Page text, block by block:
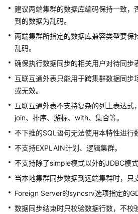
实
践
数
据
迁
移
与
同
步
迁
数
据
到
数
建议两端集群的数据库编码保持一致，
到的数据为乱码。
两端集群所指定的数据库兼容类型要保
乱码。
确保执行数据同步的相关用户对待同步
互联互通外表只能用于跨集群数据同步
或无效。
互联互通外表不支持复杂的列上表达式
join、排序、游标、with、集合等。
不下推的SQL语句无法使用本特性进行
不支持EXPLAIN计划、逻辑集群。
不支持除了simple模式以外的JDBC模式
当本地集群同步数据到远端集群时，只
Foreign Server的syncsrv选项指定的
数据同步结束时只校验数据行数，不校